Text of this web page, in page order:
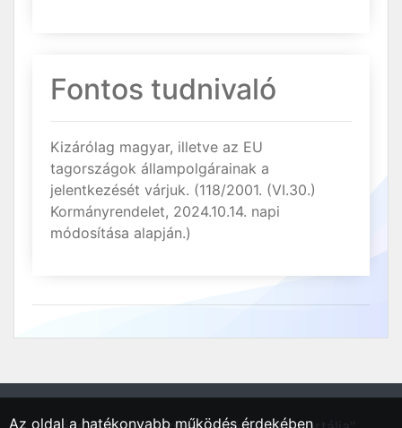
Fontos tudnivaló
Kizárólag magyar, illetve az EU
tagországok állampolgárainak a
jelentkezését várjuk. (118/2001. (VI.30.)
Kormányrendelet, 2024.10.14. napi
módosítása alapján.)
Az oldal a hatékonyabb működés érdekében